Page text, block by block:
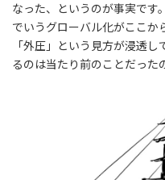
なった、というのが事実です
でいうグローバル化がここか
「外圧」という見方が浸透
るのは当たり前のことだった